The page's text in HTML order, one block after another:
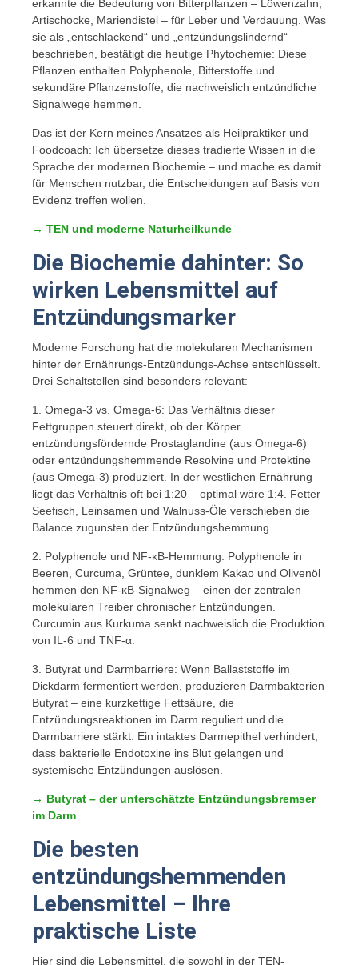
erkannte die Bedeutung von Bitterpflanzen – Löwenzahn,
Artischocke, Mariendistel – für Leber und Verdauung. Was
sie als „entschlackend“ und „entzündungslindernd“
beschrieben, bestätigt die heutige Phytochemie: Diese
Pflanzen enthalten Polyphenole, Bitterstoffe und
sekundäre Pflanzenstoffe, die nachweislich entzündliche
Signalwege hemmen.
Das ist der Kern meines Ansatzes als Heilpraktiker und
Foodcoach: Ich übersetze dieses tradierte Wissen in die
Sprache der modernen Biochemie – und mache es damit
für Menschen nutzbar, die Entscheidungen auf Basis von
Evidenz treffen wollen.
→ TEN und moderne Naturheilkunde
Die Biochemie dahinter: So
wirken Lebensmittel auf
Entzündungsmarker
Moderne Forschung hat die molekularen Mechanismen
hinter der Ernährungs-Entzündungs-Achse entschlüsselt.
Drei Schaltstellen sind besonders relevant:
1. Omega-3 vs. Omega-6: Das Verhältnis dieser
Fettgruppen steuert direkt, ob der Körper
entzündungsfördernde Prostaglandine (aus Omega-6)
oder entzündungshemmende Resolvine und Protektine
(aus Omega-3) produziert. In der westlichen Ernährung
liegt das Verhältnis oft bei 1:20 – optimal wäre 1:4. Fetter
Seefisch, Leinsamen und Walnuss-Öle verschieben die
Balance zugunsten der Entzündungshemmung.
2. Polyphenole und NF-κB-Hemmung: Polyphenole in
Beeren, Curcuma, Grüntee, dunklem Kakao und Olivenöl
hemmen den NF-κB-Signalweg – einen der zentralen
molekularen Treiber chronischer Entzündungen.
Curcumin aus Kurkuma senkt nachweislich die Produktion
von IL-6 und TNF-α.
3. Butyrat und Darmbarriere: Wenn Ballaststoffe im
Dickdarm fermentiert werden, produzieren Darmbakterien
Butyrat – eine kurzkettige Fettsäure, die
Entzündungsreaktionen im Darm reguliert und die
Darmbarriere stärkt. Ein intaktes Darmepithel verhindert,
dass bakterielle Endotoxine ins Blut gelangen und
systemische Entzündungen auslösen.
→ Butyrat – der unterschätzte Entzündungsbremser
im Darm
Die besten
entzündungshemmenden
Lebensmittel – Ihre
praktische Liste
Hier sind die Lebensmittel, die sowohl in der TEN-